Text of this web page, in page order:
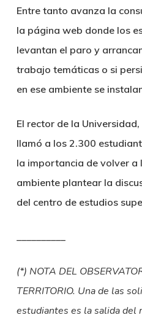
Entre tanto avanza la
la página web donde los
levantan el paro y
trabajo temáticas o si
en ese ambiente se
El rector de la
llamó a los 2.300
la importancia de volver a
ambiente plantear la
del centro de estudios
(*) NOTA DEL
TERRITORIO. Una de las
estudiantes es la salida del